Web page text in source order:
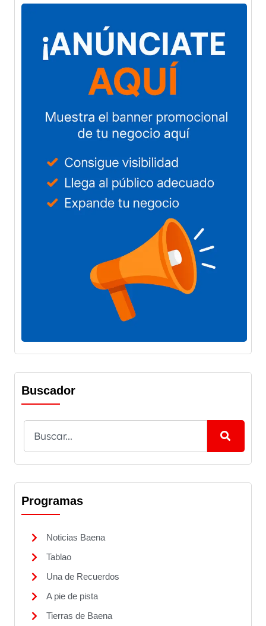
Buscador
Programas
Noticias Baena
Tablao
Una de Recuerdos
A pie de pista
Tierras de Baena